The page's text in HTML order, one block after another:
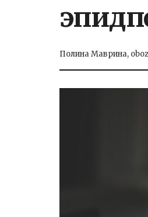
Полина Маврина,